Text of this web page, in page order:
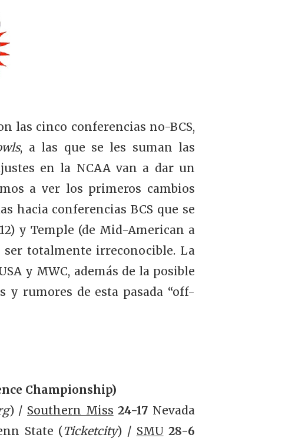
las cinco conferencias no-BCS,
, a las que se les suman las
en la NCAA van a dar un
a ver los primeros cambios
hacia conferencias BCS que se
y Temple (de Mid-American a
ser totalmente irreconocible. La
y MWC, además de la posible
y rumores de esta pasada “off-
Championship)
) / Southern Miss 24-17 Nevada
State (Ticketcity) / SMU 28-6